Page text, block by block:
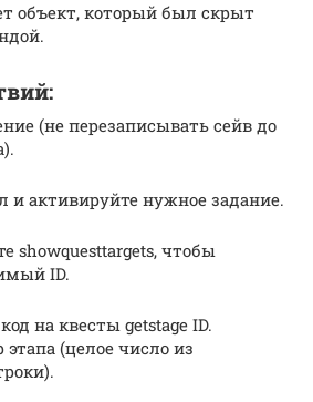
объект, который был скрыт
(не перезаписывать сейв до
и активируйте нужное задание.
showquesttargets, чтобы
ID.
на квесты getstage ID.
(целое число из